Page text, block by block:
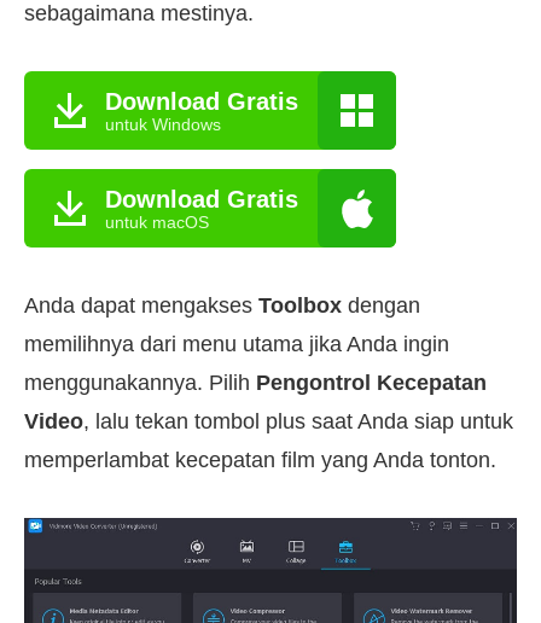
sebagaimana mestinya.
Download Gratis
untuk Windows
Download Gratis
untuk macOS
Anda dapat mengakses Toolbox dengan
memilihnya dari menu utama jika Anda ingin
menggunakannya. Pilih Pengontrol Kecepatan
Video, lalu tekan tombol plus saat Anda siap untuk
memperlambat kecepatan film yang Anda tonton.